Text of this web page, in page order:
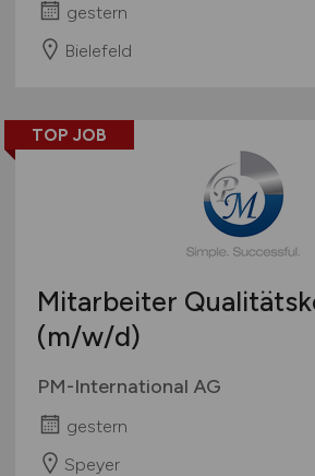
gestern
Bielefeld
TOP JOB
Mitarbeiter
(m/w/d)
PM-International AG
gestern
Speyer